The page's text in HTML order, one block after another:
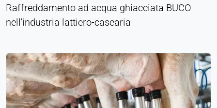
Raffreddamento ad acqua ghiacciata BUCO
nell'industria lattiero-casearia